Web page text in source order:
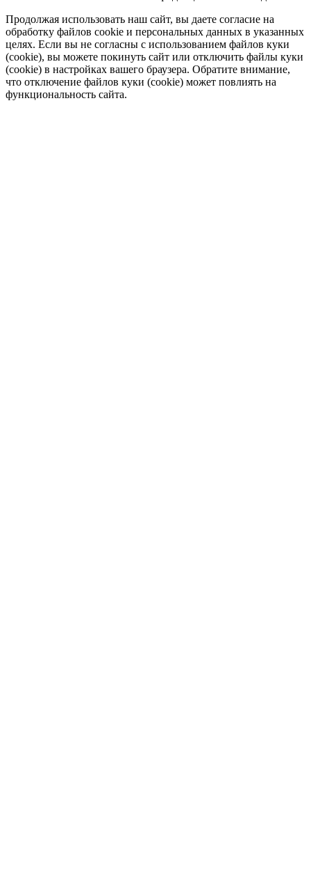
Продолжая использовать наш сайт, вы даете согласие на
обработку файлов cookie и персональных данных в указанных
целях. Если вы не согласны с использованием файлов куки
(cookie), вы можете покинуть сайт или отключить файлы куки
(cookie) в настройках вашего браузера. Обратите внимание,
что отключение файлов куки (cookie) может повлиять на
функциональность сайта.